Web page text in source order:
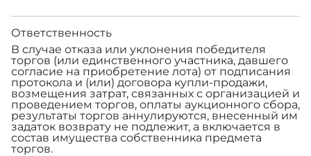
Ответственность
В случае отказа или уклонения победителя
торгов (или единственного участника, давшего
согласие на приобретение лота) от подписания
протокола и (или) договора купли-продажи,
возмещения затрат, связанных с организацией и
проведением торгов, оплаты аукционного сбора,
результаты торгов аннулируются, внесенный им
задаток возврату не подлежит, а включается в
состав имущества собственника предмета
торгов.